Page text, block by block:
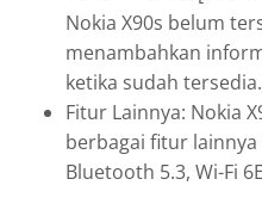
Nokia X90s belum
menambahkan
ketika sudah
Fitur Lainnya: Nokia
berbagai fitur
Bluetooth 5.3, Wi-Fi